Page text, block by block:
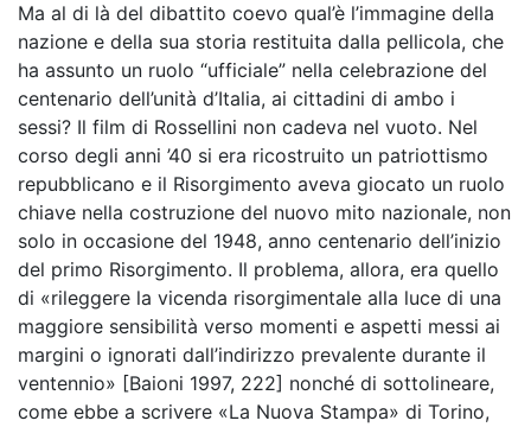
Ma al di là del dibattito coevo qual’è l’immagine della
nazione e della sua storia restituita dalla pellicola, che
ha assunto un ruolo “ufficiale” nella celebrazione del
centenario dell’unità d’Italia, ai cittadini di ambo i
sessi? Il film di Rossellini non cadeva nel vuoto. Nel
corso degli anni ’40 si era ricostruito un patriottismo
repubblicano e il Risorgimento aveva giocato un ruolo
chiave nella costruzione del nuovo mito nazionale, non
solo in occasione del 1948, anno centenario dell’inizio
del primo Risorgimento. Il problema, allora, era quello
di «rileggere la vicenda risorgimentale alla luce di una
maggiore sensibilità verso momenti e aspetti messi ai
margini o ignorati dall’indirizzo prevalente durante il
ventennio» [Baioni 1997, 222] nonché di sottolineare,
come ebbe a scrivere «La Nuova Stampa» di Torino,